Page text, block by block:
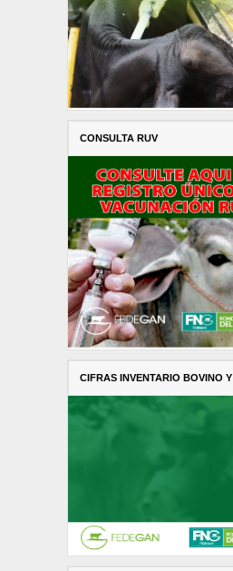
CONSULTA RUV
CIFRAS INVENTARIO BOVINO